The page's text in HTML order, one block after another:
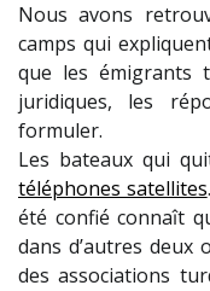
Nous avons
camps qui
que les émigrants
juridiques, les
formuler.
Les bateaux qui
téléphones satellites
été confié connaît
dans d’autres
des associations